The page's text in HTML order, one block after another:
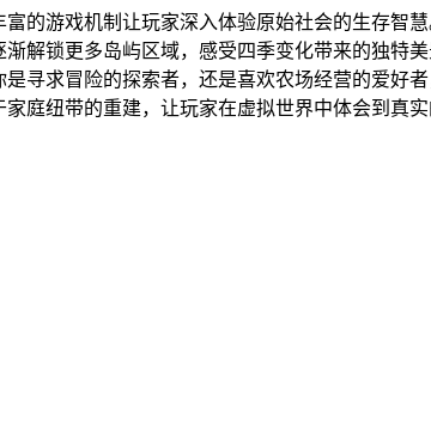
的游戏机制让玩家深入体验原始社会的生存智
解锁更多岛屿区域，感受四季变化带来的独特
寻求冒险的探索者，还是喜欢农场经营的爱好
庭纽带的重建，让玩家在虚拟世界中体会到真实